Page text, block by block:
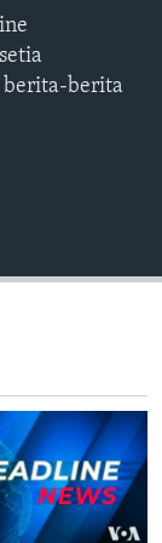
berita-berita